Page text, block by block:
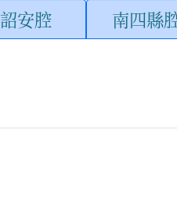
詔安腔 南四縣